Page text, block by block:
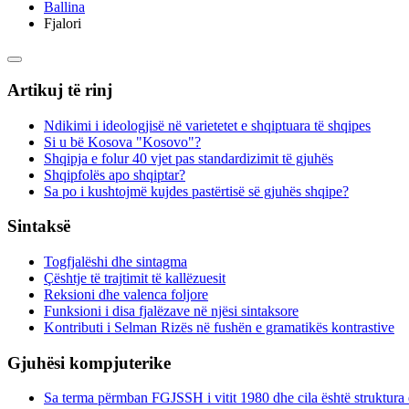
Ballina
Fjalori
Artikuj të rinj
Ndikimi i ideologjisë në varietetet e shqiptuara të shqipes
Si u bë Kosova "Kosovo"?
Shqipja e folur 40 vjet pas standardizimit të gjuhës
Shqipfolës apo shqiptar?
Sa po i kushtojmë kujdes pastërtisë së gjuhës shqipe?
Sintaksë
Togfjalëshi dhe sintagma
Çështje të trajtimit të kallëzuesit
Reksioni dhe valenca foljore
Funksioni i disa fjalëzave në njësi sintaksore
Kontributi i Selman Rizës në fushën e gramatikës kontrastive
Gjuhësi kompjuterike
Sa terma përmban FGJSSH i vitit 1980 dhe cila është struktura